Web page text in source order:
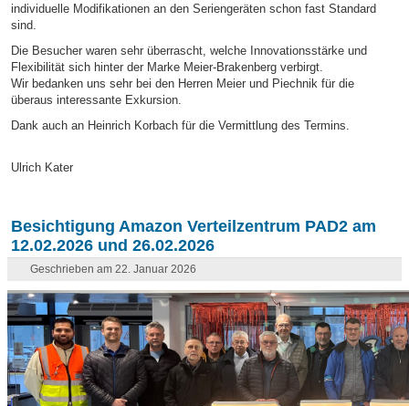
individuelle Modifikationen an den Seriengeräten schon fast Standard
sind.
Die Besucher waren sehr überrascht, welche Innovationsstärke und
Flexibilität sich hinter der Marke Meier-Brakenberg verbirgt.
Wir bedanken uns sehr bei den Herren Meier und Piechnik für die
überaus interessante Exkursion.
Dank auch an Heinrich Korbach für die Vermittlung des Termins.
Ulrich Kater
Besichtigung Amazon Verteilzentrum PAD2 am
12.02.2026 und 26.02.2026
Geschrieben am 22. Januar 2026